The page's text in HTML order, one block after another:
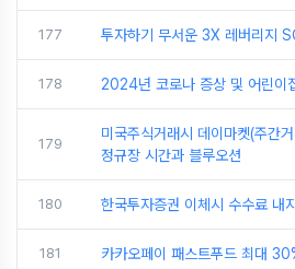
177 투자하기 무서운 3X 레버리지
178 2024년 코로나 증상 및 어린이
179
미국주식거래시 데이마켓(주간
정규장 시간과 블루오션
180 한국투자증권 이체시 수수료 내
181 카카오페이 패스트푸드 최대